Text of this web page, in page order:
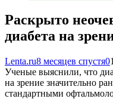
Раскрыто
диабета на
Lenta.ru8 месяцев спустя0
Ученые выяснили, что
на зрение значительно
стандартными